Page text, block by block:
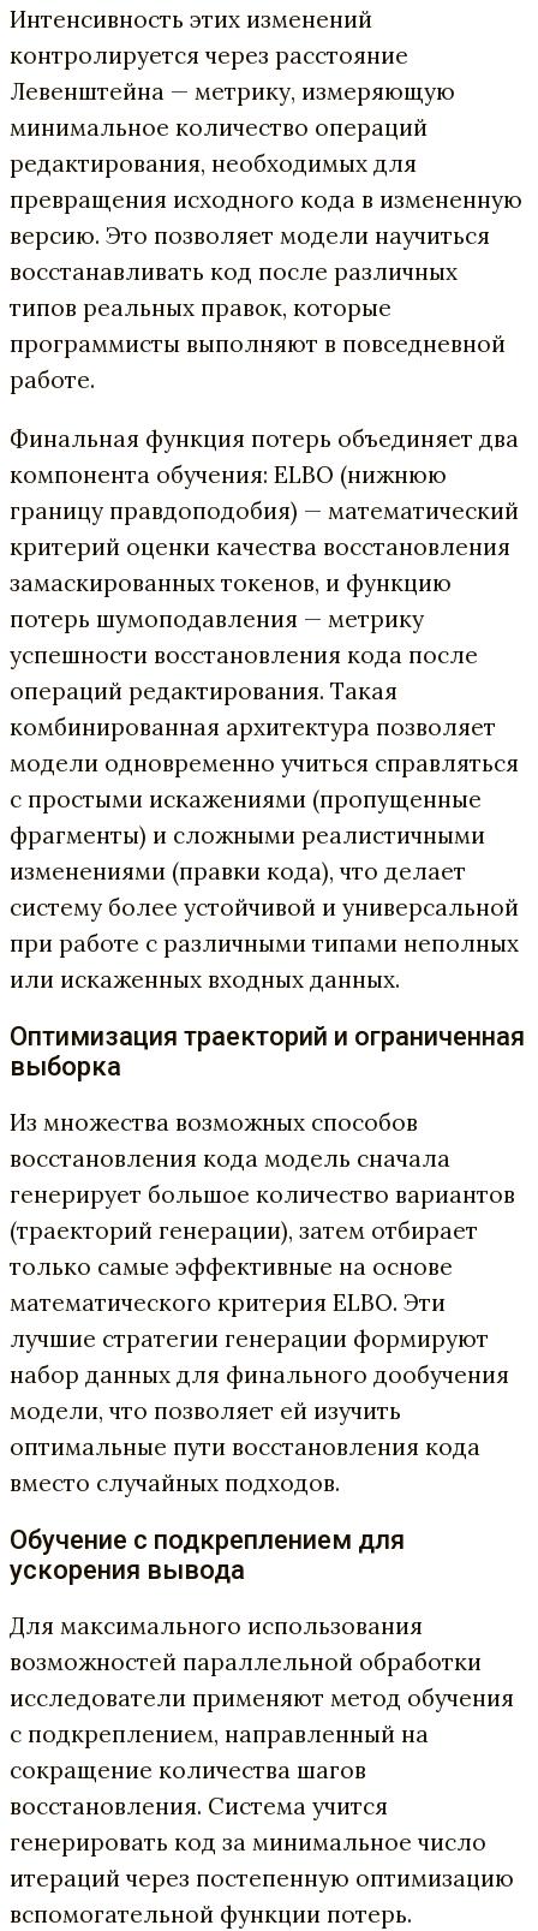
Интенсивность этих изменений
контролируется через расстояние
Левенштейна — метрику, измеряющую
минимальное количество операций
редактирования, необходимых для
превращения исходного кода в измененную
версию. Это позволяет модели научиться
восстанавливать код после различных
типов реальных правок, которые
программисты выполняют в повседневной
работе.
Финальная функция потерь объединяет два
компонента обучения: ELBO (нижнюю
границу правдоподобия) — математический
критерий оценки качества восстановления
замаскированных токенов, и функцию
потерь шумоподавления — метрику
успешности восстановления кода после
операций редактирования. Такая
комбинированная архитектура позволяет
модели одновременно учиться справляться
с простыми искажениями (пропущенные
фрагменты) и сложными реалистичными
изменениями (правки кода), что делает
систему более устойчивой и универсальной
при работе с различными типами неполных
или искаженных входных данных.
Оптимизация траекторий и ограниченная
выборка
Из множества возможных способов
восстановления кода модель сначала
генерирует большое количество вариантов
(траекторий генерации), затем отбирает
только самые эффективные на основе
математического критерия ELBO. Эти
лучшие стратегии генерации формируют
набор данных для финального дообучения
модели, что позволяет ей изучить
оптимальные пути восстановления кода
вместо случайных подходов.
Обучение с подкреплением для
ускорения вывода
Для максимального использования
возможностей параллельной обработки
исследователи применяют метод обучения
с подкреплением, направленный на
сокращение количества шагов
восстановления. Система учится
генерировать код за минимальное число
итераций через постепенную оптимизацию
вспомогательной функции потерь.